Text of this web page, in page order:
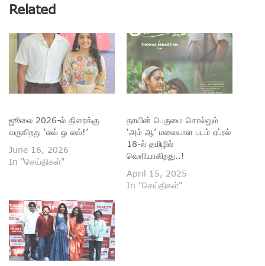
Related
ஜூலை 2026-ல் திரைக்கு
வருகிறது ‘லவ் ஓ லவ்!’
June 16, 2026
In "செய்திகள்"
தாயின் பெருமை சொல்லும்
‘அம் ஆ’ மலையாள படம் ஏப்ரல்
18-ல் தமிழில்
வெளியாகிறது..!
April 15, 2025
In "செய்திகள்"